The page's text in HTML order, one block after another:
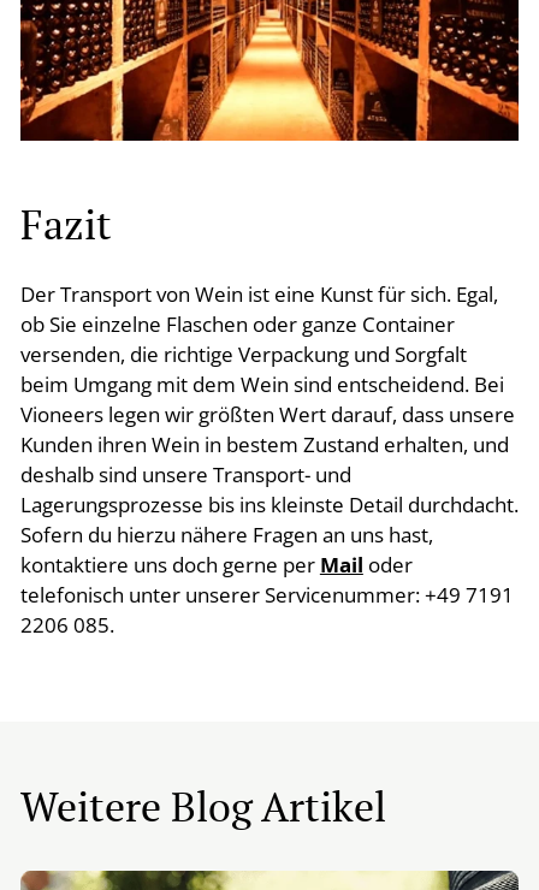
Fazit
Der Transport von Wein ist eine Kunst für sich. Egal,
ob Sie einzelne Flaschen oder ganze Container
versenden, die richtige Verpackung und Sorgfalt
beim Umgang mit dem Wein sind entscheidend. Bei
Vioneers legen wir größten Wert darauf, dass unsere
Kunden ihren Wein in bestem Zustand erhalten, und
deshalb sind unsere Transport- und
Lagerungsprozesse bis ins kleinste Detail durchdacht.
Sofern du hierzu nähere Fragen an uns hast,
kontaktiere uns doch gerne per Mail oder
telefonisch unter unserer Servicenummer: +49 7191
2206 085.
Weitere Blog Artikel